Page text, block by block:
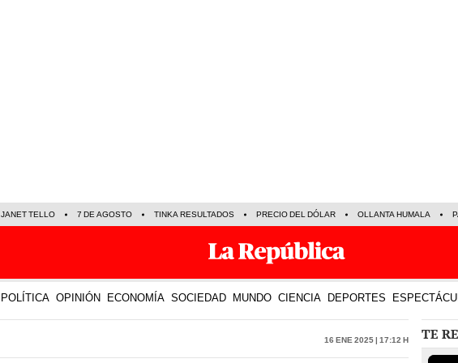
JANET TELLO 7 DE AGOSTO TINKA RESULTADOS PRECIO DEL DÓLAR OLLANTA HUMALA
POLÍTICA OPINIÓN ECONOMÍA SOCIEDAD MUNDO CIENCIA DEPORTES
16 Ene 2025 | 17:12 h TE